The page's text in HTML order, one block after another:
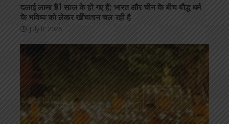
दलाई लामा 91 साल के हो गए हैं; भारत और चीन के बीच बौद्ध धर्म
के भविष्य को लेकर खींचतान चल रही है
July 8, 2026